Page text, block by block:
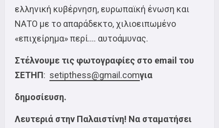
ελληνική κυβέρνηση, ευρωπαϊκή ένωση και
ΝΑΤΟ με το απαράδεκτο, χιλιοειπωμένο
«επιχείρημα» περί…. αυτοάμυνας.
Στέλνουμε τις φωτογραφίες στο email του
ΣΕΤΗΠ: setipthess@gmail.comγια
δημοσίευση.
Λευτεριά στην Παλαιστίνη! Να σταματήσει